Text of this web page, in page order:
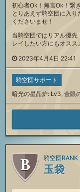
初心者Ok！無言Ok！繋
とりあえず騎空団に入
くださいませ！
当騎空団ではリアル優
レイしたい方にもオスス
2023年4月4日 22:41
騎空団サポート
暗光の星晶炉: Lv3, 金眼
玉袋
騎空団RANK